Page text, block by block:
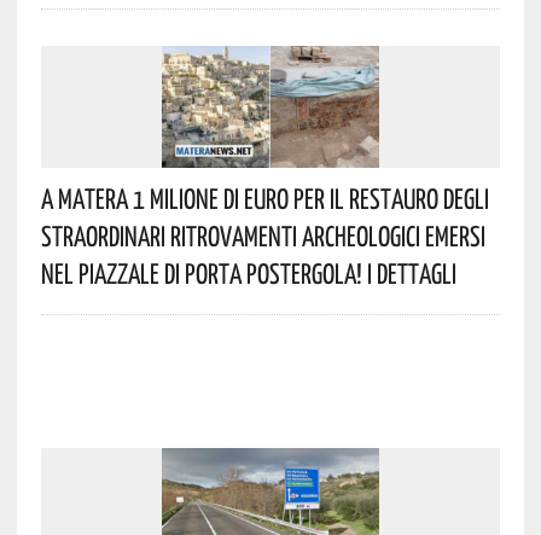
A Matera 1 Milione Di Euro Per Il Restauro Degli
Straordinari Ritrovamenti Archeologici Emersi
Nel Piazzale Di Porta Postergola! I Dettagli